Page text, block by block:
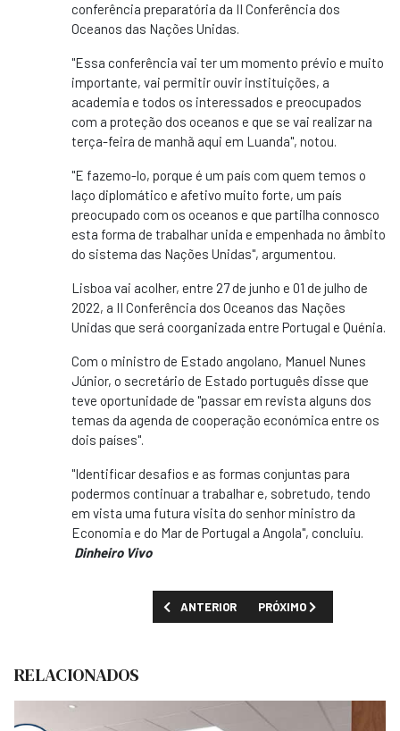
conferência preparatória da II Conferência dos
Oceanos das Nações Unidas.
"Essa conferência vai ter um momento prévio e muito
importante, vai permitir ouvir instituições, a
academia e todos os interessados e preocupados
com a proteção dos oceanos e que se vai realizar na
terça-feira de manhã aqui em Luanda", notou.
"E fazemo-lo, porque é um país com quem temos o
laço diplomático e afetivo muito forte, um país
preocupado com os oceanos e que partilha connosco
esta forma de trabalhar unida e empenhada no âmbito
do sistema das Nações Unidas", argumentou.
Lisboa vai acolher, entre 27 de junho e 01 de julho de
2022, a II Conferência dos Oceanos das Nações
Unidas que será coorganizada entre Portugal e Quénia.
Com o ministro de Estado angolano, Manuel Nunes
Júnior, o secretário de Estado português disse que
teve oportunidade de "passar em revista alguns dos
temas da agenda de cooperação económica entre os
dois países".
"Identificar desafios e as formas conjuntas para
podermos continuar a trabalhar e, sobretudo, tendo
em vista uma futura visita do senhor ministro da
Economia e do Mar de Portugal a Angola", concluiu.
Dinheiro Vivo
ARTIGO ANTERIOR: JOÃO LOURENÇO
ANTERIOR PRÓXIMO ARTIGO:
PRÓXIMO
RELACIONADOS